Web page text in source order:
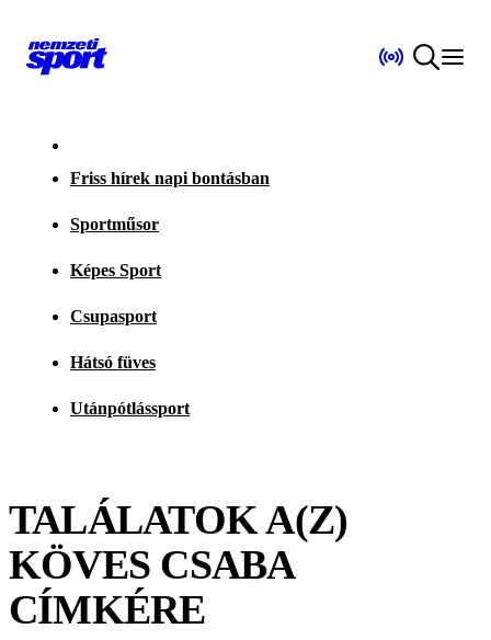
Friss hírek napi bontásban
Sportműsor
Képes Sport
Csupasport
Hátsó füves
Utánpótlássport
TALÁLATOK A(Z)
KÖVES CSABA
CÍMKÉRE